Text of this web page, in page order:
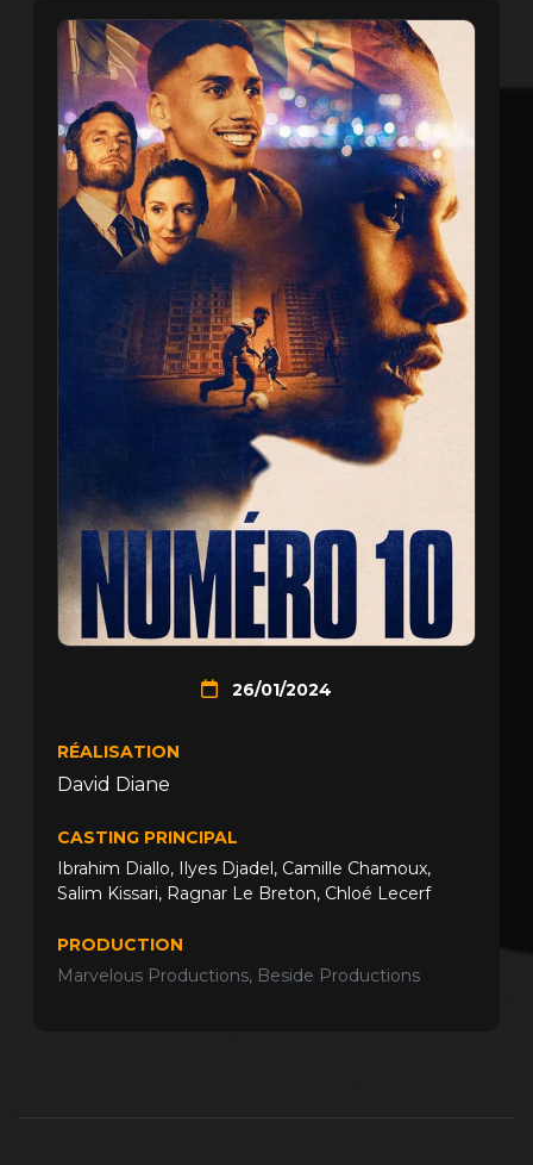
26/01/2024
RÉALISATION
David Diane
CASTING PRINCIPAL
Ibrahim Diallo, Ilyes Djadel, Camille Chamoux,
Salim Kissari, Ragnar Le Breton, Chloé Lecerf
PRODUCTION
Marvelous Productions, Beside Productions